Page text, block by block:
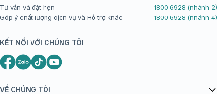
VỀ CHÚNG TÔI
Tư vấn và đặt hẹn
1800 6928 (nhánh 2)
Góp ý chất lượng dịch vụ và Hỗ trợ khác
1800 6928 (nhánh 4)
KẾT NỐI VỚI CHÚNG TÔI